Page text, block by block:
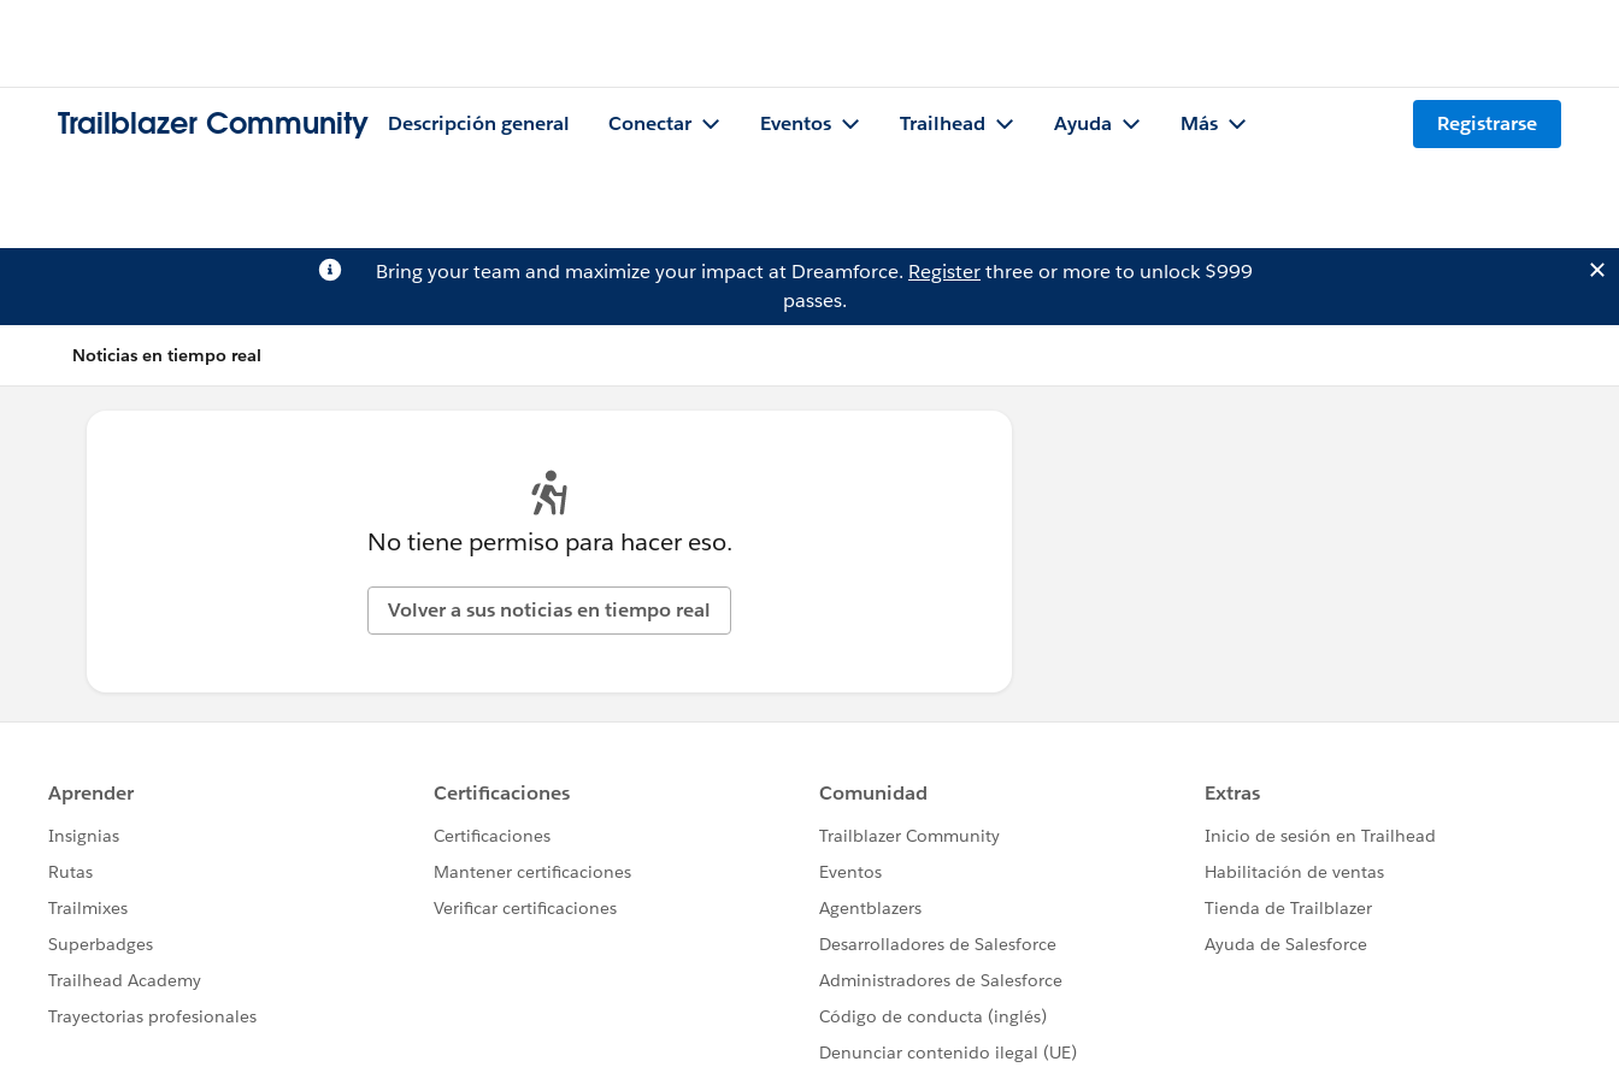
Trailblazer Community Descripción general Conectar Eventos Trailhead Ayuda Más Registrarse
Bring your team and maximize your impact at Dreamforce. Registerthree or more to unlock $999
passes.
Noticias en tiempo real
No tiene permiso para hacer eso.
Volver a sus noticias en tiempo real